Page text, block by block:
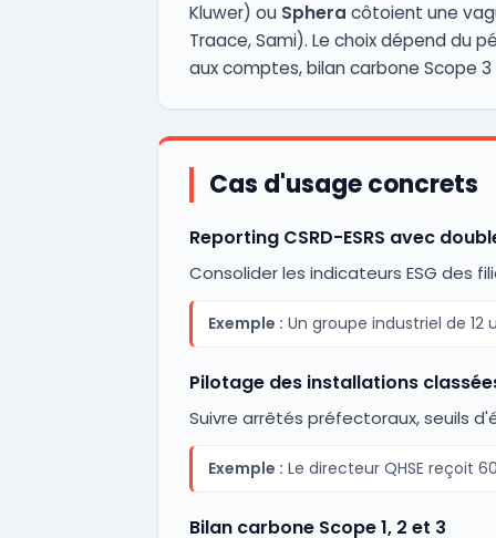
Kluwer) ou Sphera côtoient une
Traace, Sami). Le choix dépend du
aux comptes, bilan carbone Scope
Cas d'usage concrets
Reporting CSRD-ESRS avec
Consolider les indicateurs ESG des
Exemple : Un groupe industriel de 12
Pilotage des installations
Suivre arrêtés préfectoraux, seuils
Exemple : Le directeur QHSE reçoit
Bilan carbone Scope 1, 2 et 3